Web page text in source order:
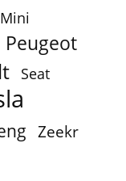
Mini
Peugeot
Seat
Zeekr